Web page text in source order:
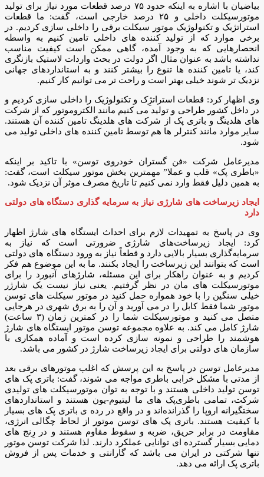
بیاضیان با اشاره به اینکه حدود ۷۵ درصد قطعات مورد نیاز برای تولید
موتورسیکلت داخلی و ۲۵ درصد خارجی است، گفت: ما قطعات
استراتژیک و تکنولوژیک موتور سیکلت برقی را داخلی سازی کردیم. در
برخی موارد که از تولید کننده های داخلی تامین کنیم به واسطه
انحصارهایی که به وجود آمده، گاهی ممکن است کیفیت مناسب
نداشته باشد به عنوان مثال اگر دولت در بحث واردات لاستیک بازنگری
کند، یا تامین کننده ها تنوع را بیشتر کنند و به استانداردهای جهانی
نزدیک تر شوند خیلی بهتر است و راحت تر می توانیم کار کنیم.
وی اظهار کرد: قطعات استراتژِک و تکنولوژیک را داخلی سازی کردیم و
در داخل کشور طراحی و تولید می کنیم مانند الکتروموتور که از شرکت
های هلدینگ و باتری پک از شرکت های هلدینگ تامین کننده آن هستند.
سایر موارد مانند کنترلر ها هم توسط تامین کننده های داخلی تولید می
شود.
مدیرعامل شرکت «فن گستران خودروی توسن» با تاکید بر اینکه
«باطری پک» قلب و عملا” مهمترین بخش موتور سیکلت است، گفت:
به همین دلیل فقط وارد نمی کنیم تا تاریخ مصرف موثر آن نزدیک شود.
ایجاد زیرساخت های شارژی نیاز به سرمایه گذاری دستگاه های دولتی
دارد
وی در پاسخ به تمهیدات لازم برای احداث ایستگاه های شارژ اظهار
کرد: ایجاد زیرساخت‌های شارژی ضرورتی است که نیاز به
سرمایه‌گذاری بسیار بالایی دارد و قطعاً نیاز به ورود دستگاه های دولتی
است که بتوانند این زیرساخت را ایجاد بکنند. ما به این موضوع هم فکر
کردیم و به عنوان راهکار برای این مسئله، شارژهای آنبورد را برای
موتورسیکلت های مان در نظر گرفتیم. یعنی نیاز نیست یک شارژر
خیلی سنگین را با خود همواره حمل کنید در موتور سیکلت های توسن
موتور شما فقط کابل را در می آورید و آن‌ را به برق شهری در هرجایی
متصل می کنید و موتورسیکلت شما را در کمترین زمان (۳ ساعت)
شارژ کامل می کند. به علاوه مجموعه توسن موتور ایستگاه های شارژ
هوشمند را طراحی و نمونه سازی کرده است و آماده همکاری با
سازمان های دولتی برای ایجاد زیرساخت شارژ در کشور می باشد.
مدیرعامل توسن در پاسخ به این پرسش که اغلب موتورهای برقی بعد
از مدتی با مشکل خرابی باطری مواجه می شوند، گفت: باتری پک های
توسن تولید داخلی هستند و با توجه به توان موتورسیکلت های تولیدی
شرکت، تمامی باطری‌پک های ما لیتیوم-یون هستند و استانداردهای
سختگیرانه اروپا را گذرانده‌اند و در واقع در رده ی باتری پک های بسیار
با کیفیت هستند. باتری پک های توسن موتور از لحاظ چگالی انرژی،
مقاومت در برابر حریق، ضربه و سقوط مقاوم هستند و در رِنج های
دمایی بسیار گسترده ای توانایی عملکرد دارند. لذا شرکت توسن موتور
تنها شرکتی در ایران می باشد که گارانتی و خدمات پس از فروش
باتری پک ارائه می دهد.